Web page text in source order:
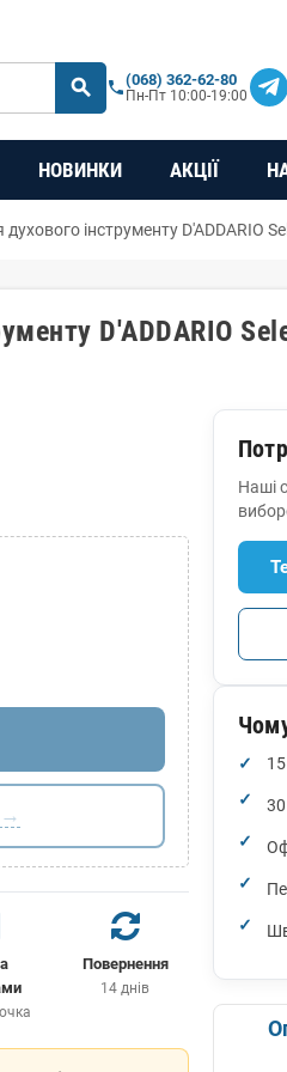
search phone(068) 362-62-80
Пн-Пт 10:00-19:00
НОВИНКИ АКЦІЇ
духового інструменту D'ADDARIO
D'ADDARIO
Повернення
14 днів
Наші